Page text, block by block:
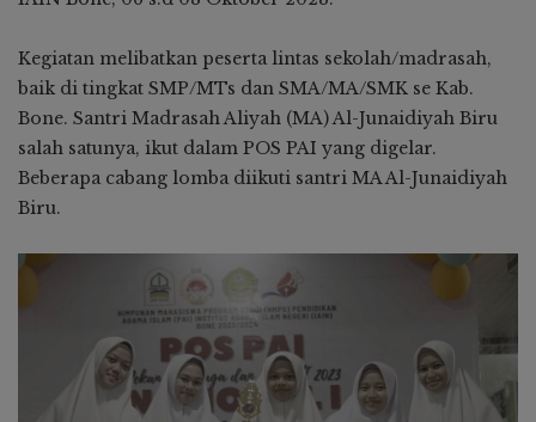
Kegiatan melibatkan peserta lintas sekolah/madrasah,
baik di tingkat SMP/MTs dan SMA/MA/SMK se Kab.
Bone. Santri Madrasah Aliyah (MA) Al-Junaidiyah Biru
salah satunya, ikut dalam POS PAI yang digelar.
Beberapa cabang lomba diikuti santri MA Al-Junaidiyah
Biru.